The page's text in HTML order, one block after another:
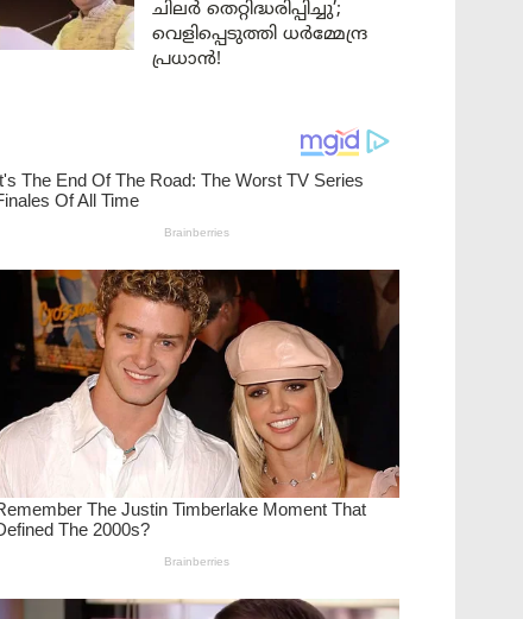
ചിലർ തെറ്റിദ്ധരിപ്പിച്ചു’;
വെളിപ്പെടുത്തി ധർമ്മേന്ദ്ര
പ്രധാൻ!